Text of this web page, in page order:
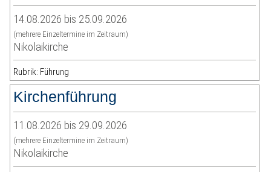
14.08.2026 bis 25.09.2026
(mehrere Einzeltermine im Zeitraum)
Nikolaikirche
Rubrik: Führung
Kirchenführung
11.08.2026 bis 29.09.2026
(mehrere Einzeltermine im Zeitraum)
Nikolaikirche